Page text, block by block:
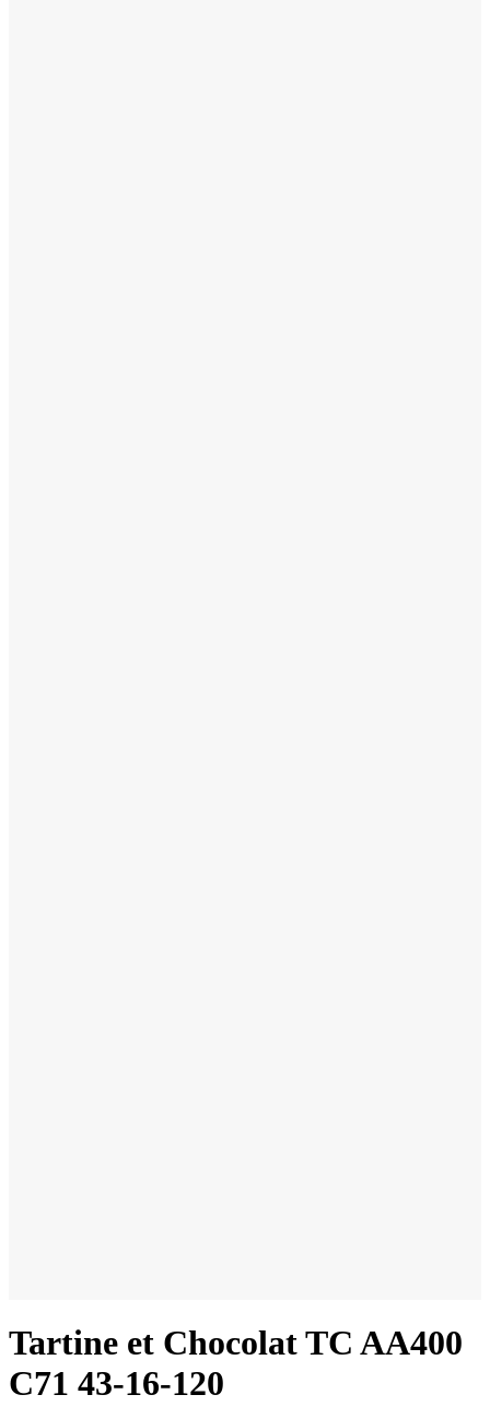
Tartine et Chocolat TC AA400
C71 43-16-120